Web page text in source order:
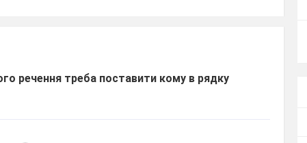
речення треба поставити кому в рядку